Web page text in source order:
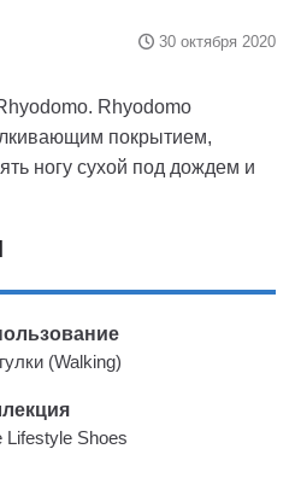
30 октября 2020
Rhyodomo
покрытием,
ногу сухой под дождем и
(Walking)
Lifestyle Shoes